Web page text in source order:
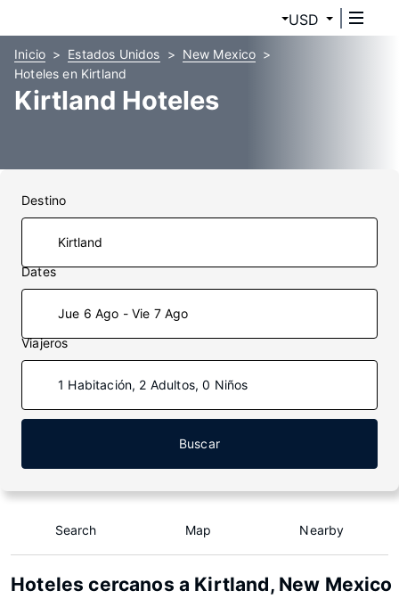
USD
Inicio Estados Unidos
New Mexico
Hoteles en Kirtland
Kirtland Hoteles
Destino
Dates
Jue 6 Ago - Vie 7 Ago
Viajeros
1 Habitación, 2 Adultos, 0 Niños
Buscar
Search Map Nearby
Hoteles cercanos a Kirtland, New Mexico